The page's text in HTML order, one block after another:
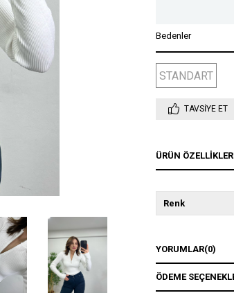
Bedenler
STANDART
TAVSIYE ET
ÜRÜN
Renk
YORUMLAR(0)
ÖDEME